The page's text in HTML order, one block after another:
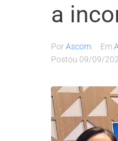
a
PorAscom Em
Postou 09/09/